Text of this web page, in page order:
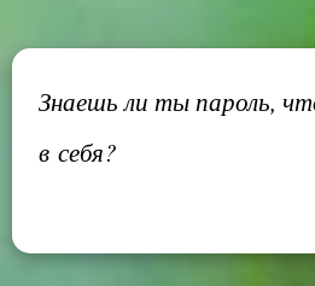
Знаешь ли ты пароль,
в себя?